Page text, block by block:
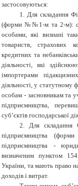
застосовуються:
1. Для складання
(форми №№1-м та 2-м):
особами, які визнані
товариств, страхових
кредитних та
діяльності, які
імпортерами
діяльності, у
особам - засновникам та
підприємництва,
суб’єктів господарської
2. Для складання
підприємництва
підприємництва -
визначеним пунктом
України, та мають право
доходів і витрат.